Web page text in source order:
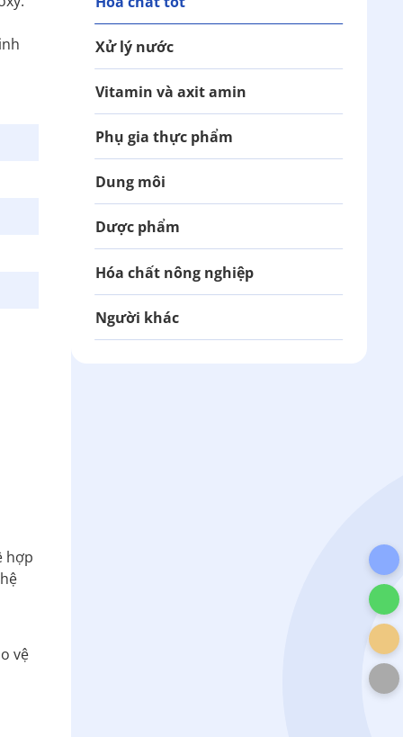
hợp
vệ
Xử lý nước
Vitamin và axit amin
Phụ gia thực phẩm
Dung môi
Dược phẩm
Hóa chất nông nghiệp
Người khác